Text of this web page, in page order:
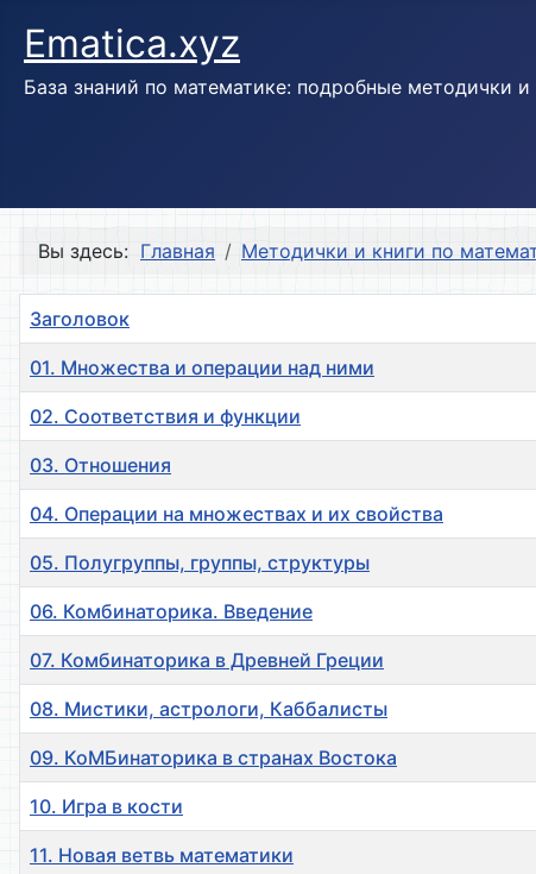
Ematica.xyz
База знаний по математике: подробные методички
Вы здесь: Главная Методички и книги по
Заголовок
01. Множества и операции над ними
02. Соответствия и функции
03. Отношения
04. Операции на множествах и их свойства
05. Полугруппы, группы, структуры
06. Комбинаторика. Введение
07. Комбинаторика в Древней Греции
08. Мистики, астрологи, Каббалисты
09. КоМБинаторика в странах Востока
10. Игра в кости
11. Новая ветвь математики